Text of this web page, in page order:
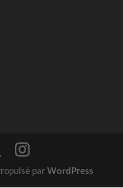
parWordPress